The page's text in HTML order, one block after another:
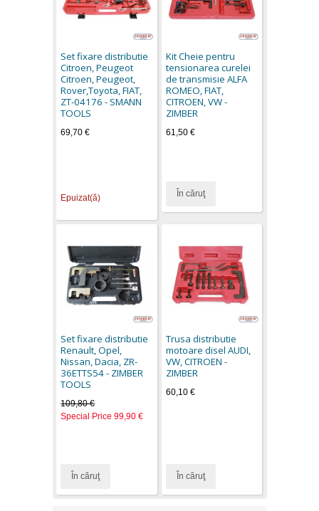
Set fixare distributie
Citroen, Peugeot
Citroen, Peugeot,
Rover,Toyota, FIAT,
ZT-04176 - SMANN
TOOLS
69,70 €
Epuizat(ă)
Kit Cheie pentru
tensionarea curelei
de transmisie ALFA
ROMEO, FIAT,
CITROEN, VW -
ZIMBER
61,50 €
În căruţ
Set fixare distributie
Renault, Opel,
Nissan, Dacia, ZR-
36ETTS54 - ZIMBER
TOOLS
109,80 €
Special Price 99,90 €
În căruţ
Trusa distributie
motoare disel AUDI,
VW, CITROEN -
ZIMBER
60,10 €
În căruţ